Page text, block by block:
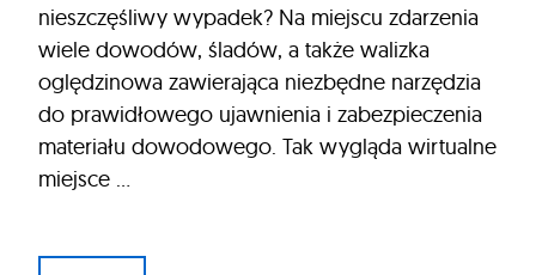
nieszczęśliwy wypadek? Na miejscu zdarzenia
wiele dowodów, śladów, a także walizka
oględzinowa zawierająca niezbędne narzędzia
do prawidłowego ujawnienia i zabezpieczenia
materiału dowodowego. Tak wygląda wirtualne
miejsce …